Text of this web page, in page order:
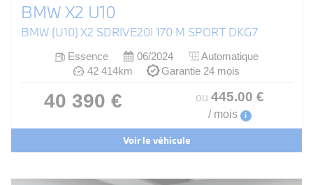
BMW X2 U10
BMW (U10) X2 SDRIVE20I 170 M SPORT DKG7
Essence 06/2024
Automatique
42 414km
Garantie 24 mois
40 390 € ou 445.00 €
/ mois i
Voir le véhicule